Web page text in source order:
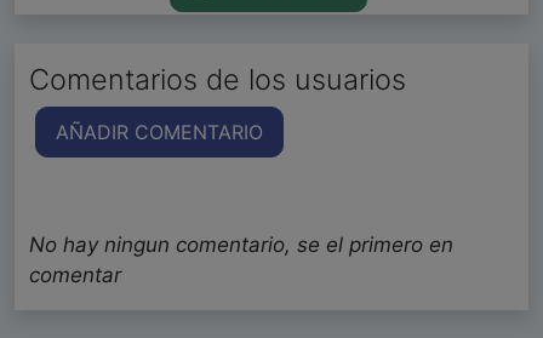
Comentarios de los usuarios
AÑADIR COMENTARIO
No hay ningun comentario, se el primero en
comentar